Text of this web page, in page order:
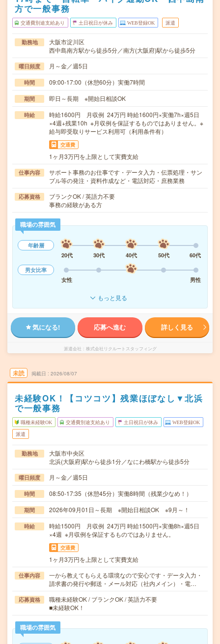
方で一般事務
交通費別途支給あり 土日祝日が休み WEB登録OK 派遣
勤務地
大阪市淀川区
西中島南方駅から徒歩5分／南方(大阪府)駅から徒歩5分
曜日頻度 月～金／週5日
時間 09:00-17:00（休憩60分）実働7時間
期間 即日～長期 ※開始日相談OK
時給
時給1600円 月収例 24万円 時給1600円×実働7h×週5日
×4週+残業10h ※月収例を保証するものではありません。※
給与即受取りサービス利用可（利用条件有）
交通費
1ヶ月3万円を上限として実費支給
仕事内容
サポート事務のお仕事です・データ入力・伝票処理・サン
プル等の発注・資料作成など・電話対応・庶務業務
応募資格
ブランクOK / 英語力不要
事務の経験がある方
職場の雰囲気
年齢層
20代
30代 40代 50代
60代
男女比率
女性
男性
もっと見る
気になる! 応募へ進む 詳しく見る
派遣会社 株式会社リクルートスタッフィング
未読 掲載日 2026/08/07
未経験OK！【コツコツ】残業ほぼなし▼北浜
で一般事務
職種未経験OK 交通費別途支給あり 土日祝日が休み WEB登録OK
派遣
勤務地
大阪市中央区
北浜(大阪府)駅から徒歩1分／なにわ橋駅から徒歩5分
曜日頻度 月～金／週5日
時間 08:50-17:35（休憩45分）実働8時間（残業少なめ！）
期間 2026年09月01日～長期 ※開始日相談OK ※9月～！
時給
時給1500円 月収例 24万円 時給1500円×実働8h×週5日
×4週 ※月収例を保証するものではありません。
交通費
1ヶ月3万円を上限として実費支給
仕事内容
一から教えてもらえる環境なので安心です・データ入力・
請求書の発行や郵送・メール対応（社内メイン）・電…
応募資格
職種未経験OK / ブランクOK / 英語力不要
■未経験OK！
職場の雰囲気